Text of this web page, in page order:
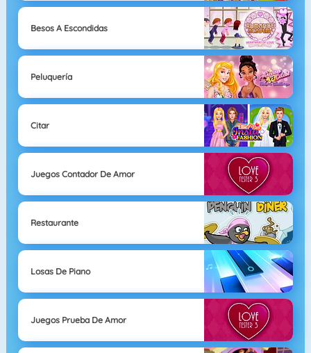
Besos A Escondidas
Peluquería
Citar
Juegos Contador De Amor
Restaurante
Losas De Piano
Juegos Prueba De Amor